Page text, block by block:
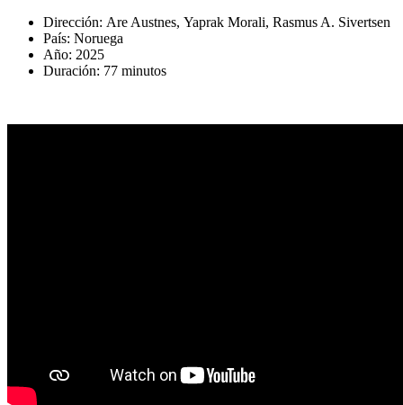
Dirección: Are Austnes, Yaprak Morali, Rasmus A. Sivertsen
País: Noruega
Año: 2025
Duración: 77 minutos